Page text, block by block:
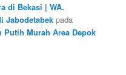
di Bekasi | WA.
Jabodetabek pada
Putih Murah Area Depok